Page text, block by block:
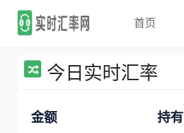
首页
今日实时汇率
金额 持有